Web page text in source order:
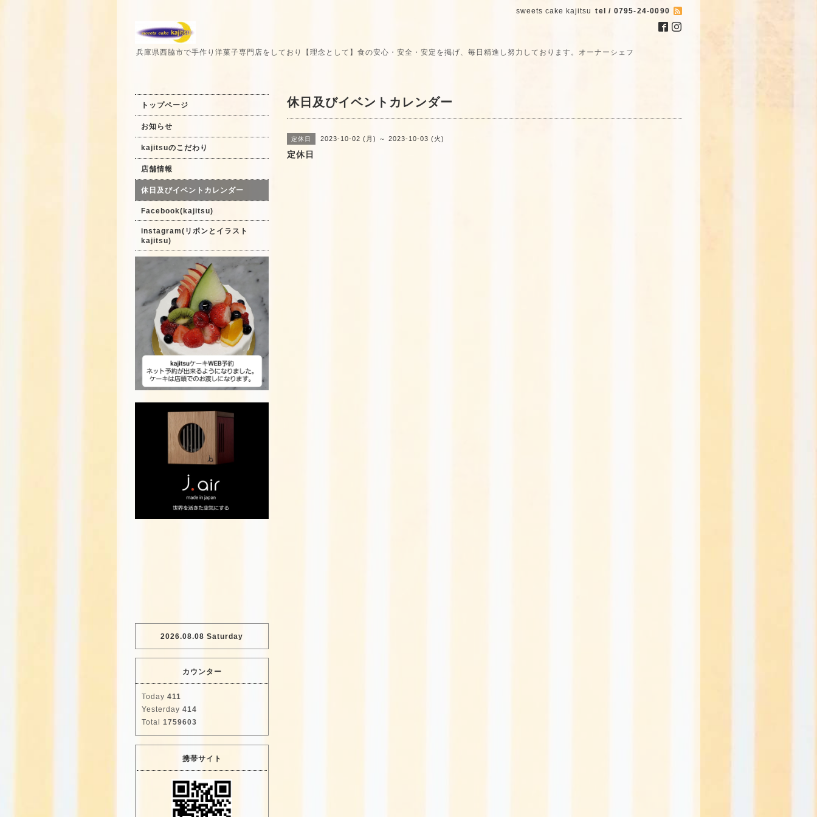
sweets cake kajitsu tel / 0795-24-0090
兵庫県西脇市で手作り洋菓子専門店をしており【理念として】食の安心・安全・安定を掲げ、毎日精進し努力しております。オーナーシェフ
休日及びイベントカレンダー
定休日 2023-10-02 (月) ～ 2023-10-03 (火)
定休日
トップページ
お知らせ
kajitsuのこだわり
店舗情報
休日及びイベントカレンダー
Facebook(kajitsu)
instagram(リボンとイラスト
kajitsu)
2026.08.08 Saturday
カウンター
Today 411
Yesterday 414
Total 1759603
携帯サイト